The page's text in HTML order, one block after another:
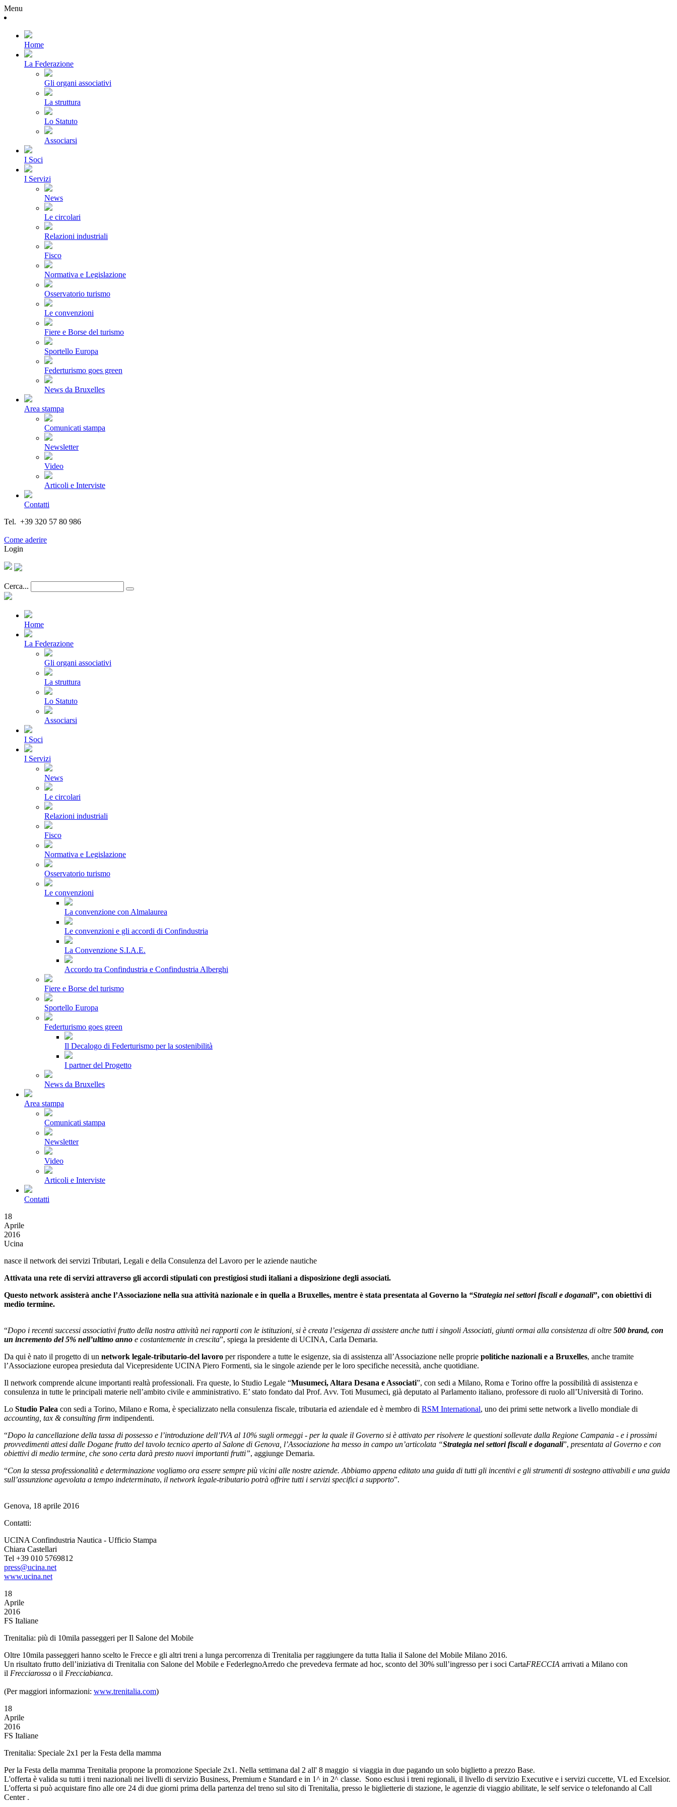
Menu
Home
La Federazione
Gli organi associativi
La struttura
Lo Statuto
Associarsi
I Soci
I Servizi
News
Le circolari
Relazioni industriali
Fisco
Normativa e Legislazione
Osservatorio turismo
Le convenzioni
Fiere e Borse del turismo
Sportello Europa
Federturismo goes green
News da Bruxelles
Area stampa
Comunicati stampa
Newsletter
Video
Articoli e Interviste
Contatti
Tel. +39 320 57 80 986
Come aderire
Login
Cerca...
Home
La Federazione
Gli organi associativi
La struttura
Lo Statuto
Associarsi
I Soci
I Servizi
News
Le circolari
Relazioni industriali
Fisco
Normativa e Legislazione
Osservatorio turismo
Le convenzioni
La convenzione con Almalaurea
Le convenzioni e gli accordi di Confindustria
La Convenzione S.I.A.E.
Accordo tra Confindustria e Confindustria Alberghi
Fiere e Borse del turismo
Sportello Europa
Federturismo goes green
Il Decalogo di Federturismo per la sostenibilità
I partner del Progetto
News da Bruxelles
Area stampa
Comunicati stampa
Newsletter
Video
Articoli e Interviste
Contatti
18
Aprile
2016
Ucina
nasce il network dei servizi Tributari, Legali e della Consulenza del Lavoro per le aziende nautiche
Attivata una rete di servizi attraverso gli accordi stipulati con prestigiosi studi italiani a disposizione degli associati.
Questo network assisterà anche l’Associazione nella sua attività nazionale e in quella a Bruxelles, mentre è stata presentata al Governo la “Strategia nei settori fiscali e doganali”, con obiettivi di
medio termine.
“Dopo i recenti successi associativi frutto della nostra attività nei rapporti con le istituzioni, si è creata l’esigenza di assistere anche tutti i singoli Associati, giunti ormai alla consistenza di oltre 500 brand, con
un incremento del 5% nell’ultimo anno e costantemente in crescita”, spiega la presidente di UCINA, Carla Demaria.
Da qui è nato il progetto di un network legale-tributario-del lavoro per rispondere a tutte le esigenze, sia di assistenza all’Associazione nelle proprie politiche nazionali e a Bruxelles, anche tramite
l’Associazione europea presieduta dal Vicepresidente UCINA Piero Formenti, sia le singole aziende per le loro specifiche necessità, anche quotidiane.
Il network comprende alcune importanti realtà professionali. Fra queste, lo Studio Legale “Musumeci, Altara Desana e Associati”, con sedi a Milano, Roma e Torino offre la possibilità di assistenza e
consulenza in tutte le principali materie nell’ambito civile e amministrativo. E’ stato fondato dal Prof. Avv. Toti Musumeci, già deputato al Parlamento italiano, professore di ruolo all’Università di Torino.
Lo Studio Palea con sedi a Torino, Milano e Roma, è specializzato nella consulenza fiscale, tributaria ed aziendale ed è membro di RSM International, uno dei primi sette network a livello mondiale di
accounting, tax & consulting firm indipendenti.
“Dopo la cancellazione della tassa di possesso e l’introduzione dell’IVA al 10% sugli ormeggi - per la quale il Governo si è attivato per risolvere le questioni sollevate dalla Regione Campania - e i prossimi
provvedimenti attesi dalle Dogane frutto del tavolo tecnico aperto al Salone di Genova, l’Associazione ha messo in campo un’articolata “Strategia nei settori fiscali e doganali”, presentata al Governo e con
obiettivi di medio termine, che sono certa darà presto nuovi importanti frutti”, aggiunge Demaria.
“Con la stessa professionalità e determinazione vogliamo ora essere sempre più vicini alle nostre aziende. Abbiamo appena editato una guida di tutti gli incentivi e gli strumenti di sostegno attivabili e una guida
sull’assunzione agevolata a tempo indeterminato, il network legale-tributario potrà offrire tutti i servizi specifici a supporto”.
Genova, 18 aprile 2016
Contatti:
UCINA Confindustria Nautica - Ufficio Stampa
Chiara Castellari
Tel +39 010 5769812
press@ucina.net
www.ucina.net
18
Aprile
2016
FS Italiane
Trenitalia: più di 10mila passeggeri per Il Salone del Mobile
Oltre 10mila passeggeri hanno scelto le Frecce e gli altri treni a lunga percorrenza di Trenitalia per raggiungere da tutta Italia il Salone del Mobile Milano 2016.
Un risultato frutto dell’iniziativa di Trenitalia con Salone del Mobile e FederlegnoArredo che prevedeva fermate ad hoc, sconto del 30% sull’ingresso per i soci CartaFRECCIA arrivati a Milano con
il Frecciarossa o il Frecciabianca.
(Per maggiori informazioni: www.trenitalia.com)
18
Aprile
2016
FS Italiane
Trenitalia: Speciale 2x1 per la Festa della mamma
Per la Festa della mamma Trenitalia propone la promozione Speciale 2x1. Nella settimana dal 2 all' 8 maggio si viaggia in due pagando un solo biglietto a prezzo Base.
L'offerta è valida su tutti i treni nazionali nei livelli di servizio Business, Premium e Standard e in 1^ in 2^ classe. Sono esclusi i treni regionali, il livello di servizio Executive e i servizi cuccette, VL ed Excelsior.
L'offerta si può acquistare fino alle ore 24 di due giorni prima della partenza del treno sul sito di Trenitalia, presso le biglietterie di stazione, le agenzie di viaggio abilitate, le self service o telefonando al Call
Center .